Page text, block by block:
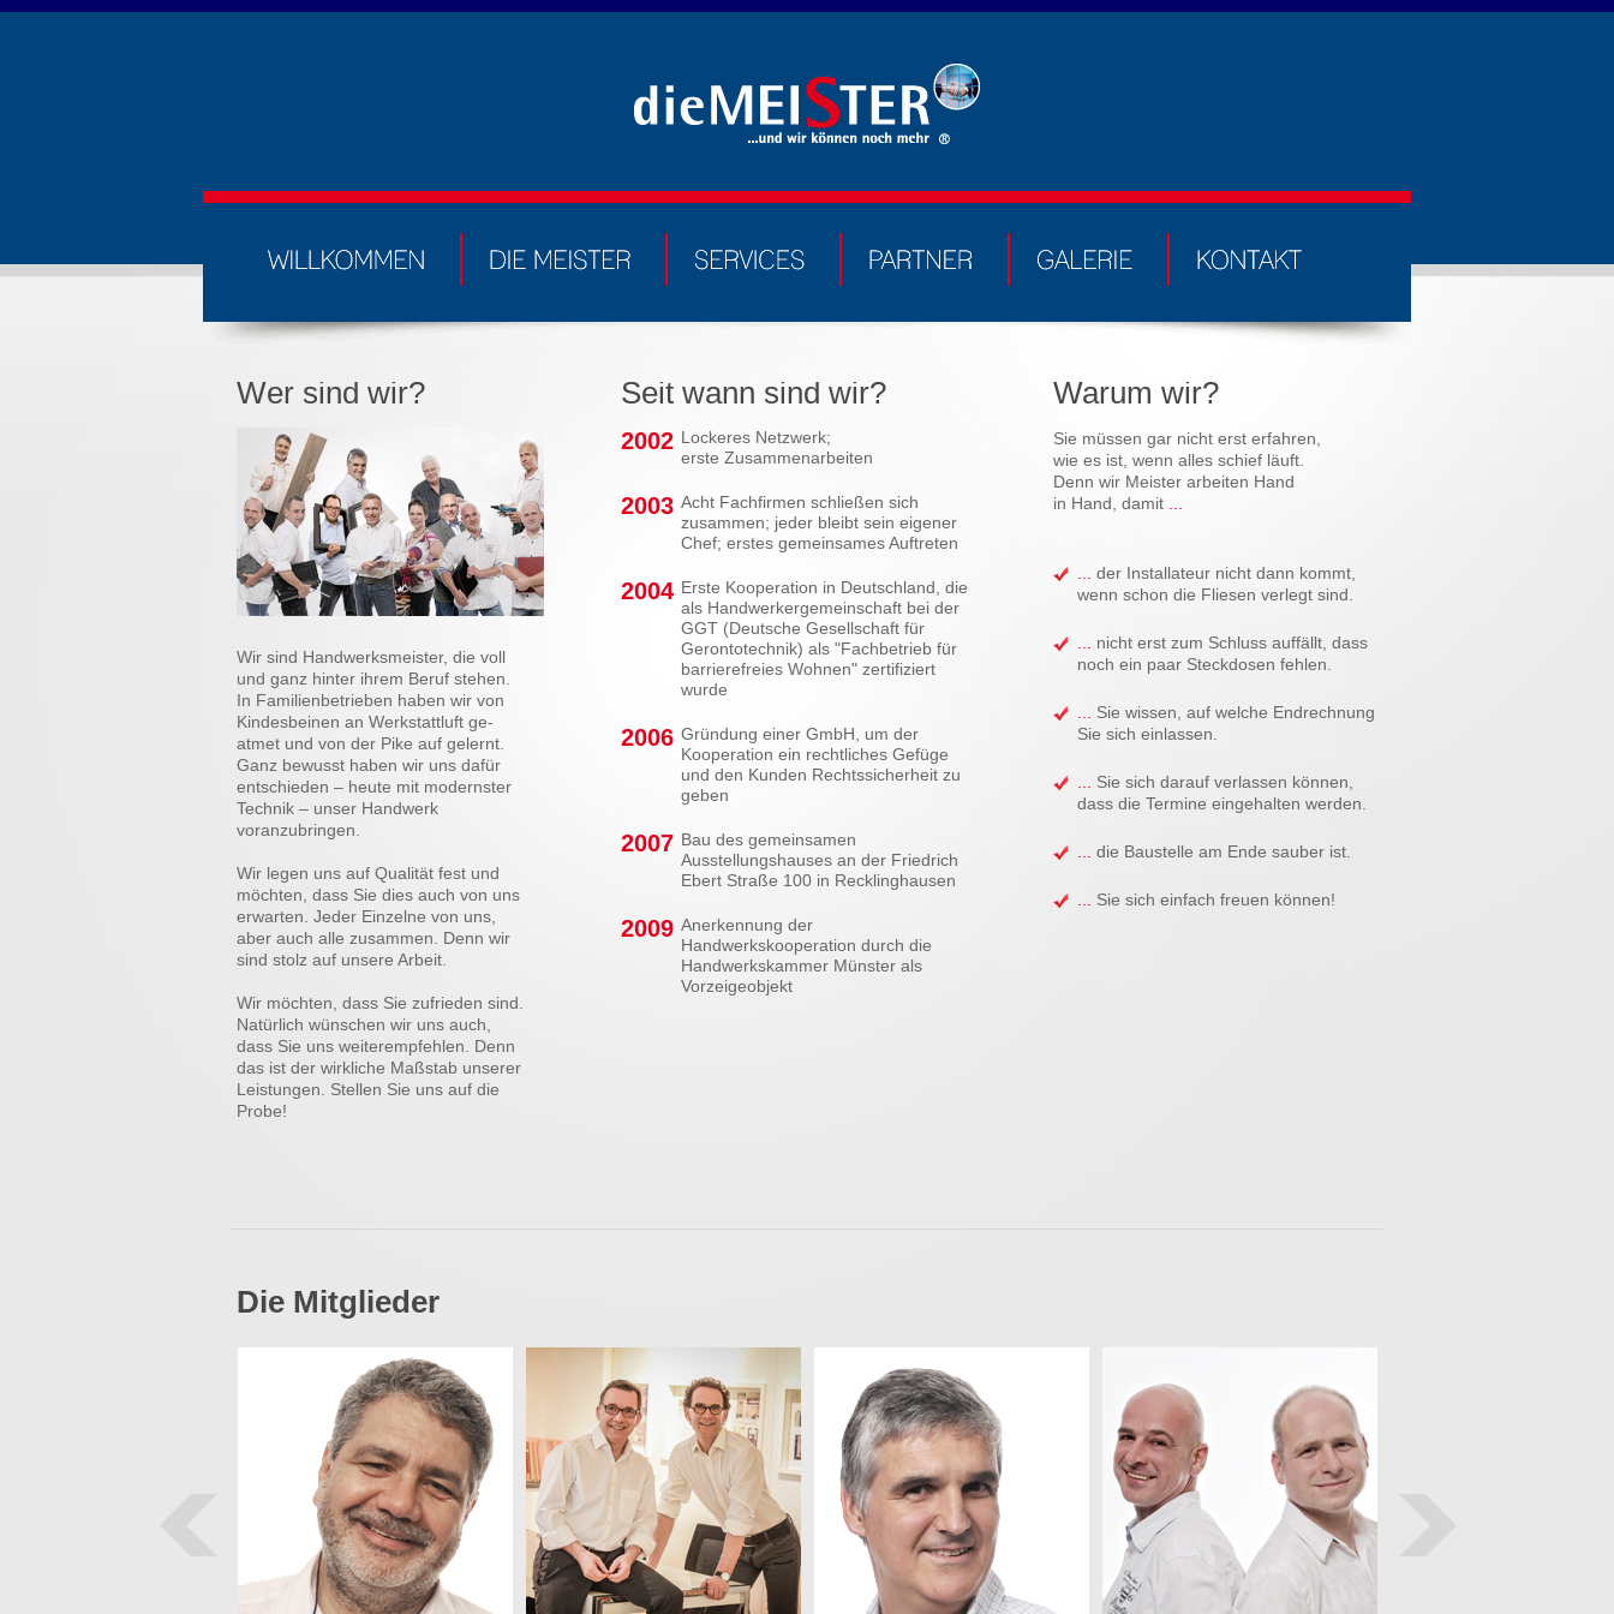
Wer sind wir?
Wir sind Handwerksmeister, die voll
und ganz hinter ihrem Beruf stehen.
In Familienbetrieben haben wir von
Kindesbeinen an Werkstattluft ge-
atmet und von der Pike auf gelernt.
Ganz bewusst haben wir uns dafür
entschieden – heute mit modernster
Technik – unser Handwerk
voranzubringen.
Wir legen uns auf Qualität fest und
möchten, dass Sie dies auch von uns
erwarten. Jeder Einzelne von uns,
aber auch alle zusammen. Denn wir
sind stolz auf unsere Arbeit.
Wir möchten, dass Sie zufrieden sind.
Natürlich wünschen wir uns auch,
dass Sie uns weiterempfehlen. Denn
das ist der wirkliche Maßstab unserer
Leistungen. Stellen Sie uns auf die
Probe!
Seit wann sind wir?
2002 Lockeres Netzwerk;
erste Zusammenarbeiten
2003 Acht Fachfirmen schließen sich
zusammen; jeder bleibt sein eigener
Chef; erstes gemeinsames Auftreten
2004 Erste Kooperation in Deutschland, die
als Handwerkergemeinschaft bei der
GGT (Deutsche Gesellschaft für
Gerontotechnik) als "Fachbetrieb für
barrierefreies Wohnen" zertifiziert
wurde
2006 Gründung einer GmbH, um der
Kooperation ein rechtliches Gefüge
und den Kunden Rechtssicherheit zu
geben
2007 Bau des gemeinsamen
Ausstellungshauses an der Friedrich
Ebert Straße 100 in Recklinghausen
2009 Anerkennung der
Handwerkskooperation durch die
Handwerkskammer Münster als
Vorzeigeobjekt
Warum wir?
Sie müssen gar nicht erst erfahren,
wie es ist, wenn alles schief läuft.
Denn wir Meister arbeiten Hand
in Hand, damit
der Installateur nicht dann kommt,
wenn schon die Fliesen verlegt sind.
nicht erst zum Schluss auffällt, dass
noch ein paar Steckdosen fehlen.
Sie wissen, auf welche Endrechnung
Sie sich einlassen.
Sie sich darauf verlassen können,
dass die Termine eingehalten werden.
die Baustelle am Ende sauber ist.
Sie sich einfach freuen können!
Die Mitglieder